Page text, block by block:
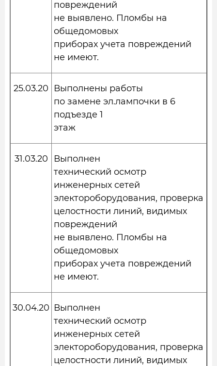
повреждений
не выявлено. Пломбы на
общедомовых
приборах учета повреждений
не имеют.
25.03.20
Выполнены работы
по замене эл.лампочки в 6
подъезде 1
этаж
31.03.20
Выполнен
технический осмотр
инженерных сетей
электороборудования, проверка
целостности линий, видимых
повреждений
не выявлено. Пломбы на
общедомовых
приборах учета повреждений
не имеют.
30.04.20 Выполнен
технический осмотр
инженерных сетей
электороборудования, проверка
целостности линий, видимых